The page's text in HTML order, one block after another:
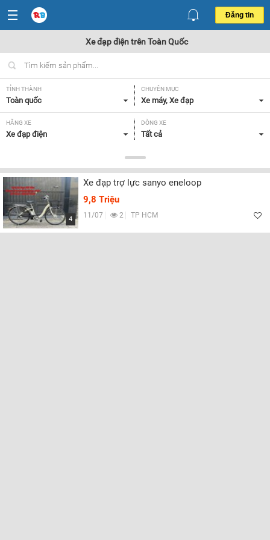
Đăng tin
Xe đạp điện trên Toàn Quốc
TỈNH THÀNH
Toàn quốc
CHUYÊN MỤC
Xe máy, Xe đạp
HÃNG XE
Xe đạp điện
DÒNG XE
Tất cả
Tất cả
GIÁ
5-10 triệu
4
Xe đạp trợ lực sanyo eneloop
9,8 Triệu
11/07 2 TP HCM